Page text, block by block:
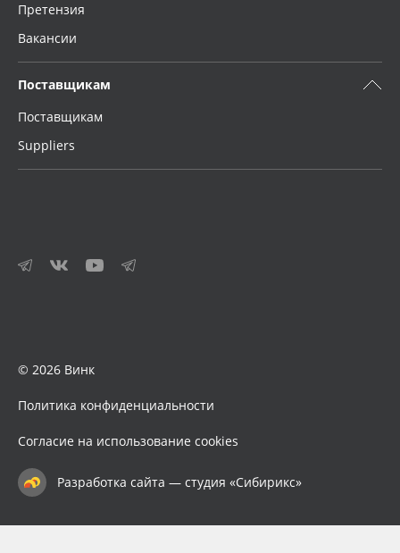
Претензия
Вакансии
Поставщикам
Поставщикам
Suppliers
© 2026 Винк
Политика конфиденциальности
Согласие на использование cookies
Разработка сайта — студия «Сибирикс»